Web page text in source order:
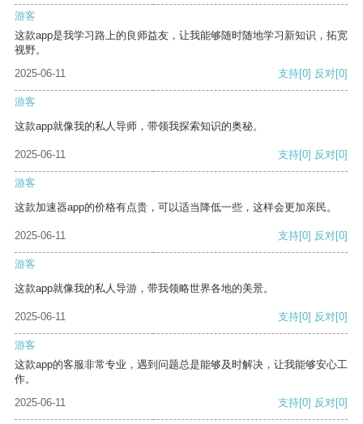
游客
这款app是我学习路上的良师益友，让我能够随时随地学习新知识，拓宽
视野。
2025-06-11
支持[0] 反对[0]
游客
这款app就像我的私人导师，带领我探索知识的奥秘。
2025-06-11 支持[0] 反对[0]
游客
这款加速器app的价格有点贵，可以适当降低一些，这样会更加亲民。
2025-06-11 支持[0] 反对[0]
游客
这款app就像我的私人导游，带我领略世界各地的美景。
2025-06-11 支持[0] 反对[0]
游客
这款app的客服非常专业，遇到问题总是能够及时解决，让我能够安心工
作。
2025-06-11
支持[0] 反对[0]